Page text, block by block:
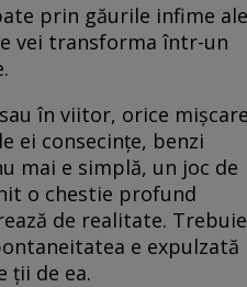
prin găurile infime ale
vei transforma într-un
în viitor, orice
ei consecințe, benzi
mai e simplă, un joc de
o chestie profund
de realitate. Trebuie
e expulzată
ții de ea.